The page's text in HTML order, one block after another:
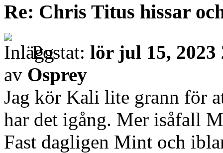
Re: Chris Titus hissar
Postat: lör jul 15, 2023
av Osprey
Jag kör Kali lite grann för
har det igång. Mer isåfall
Fast dagligen Mint och